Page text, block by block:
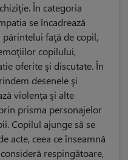
În categoria
se încadrează
faţă de copil,
copilului,
oferite şi discutate. În
desenele şi
violenţa şi alte
prisma personajelor
Copilul ajunge să se
acte, ceea ce înseamnă
respingătoare,